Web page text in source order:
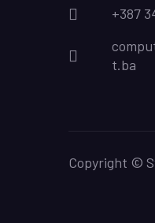
+387
t.ba
Copyright ©